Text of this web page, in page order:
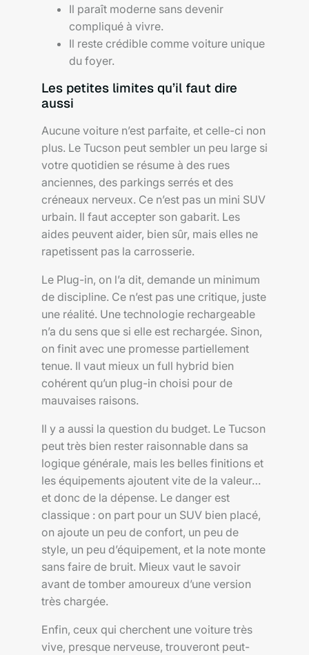
Il paraît moderne sans devenir
compliqué à vivre.
Il reste crédible comme voiture unique
du foyer.
Les petites limites qu’il faut dire
aussi
Aucune voiture n’est parfaite, et celle-ci non
plus. Le Tucson peut sembler un peu large si
votre quotidien se résume à des rues
anciennes, des parkings serrés et des
créneaux nerveux. Ce n’est pas un mini SUV
urbain. Il faut accepter son gabarit. Les
aides peuvent aider, bien sûr, mais elles ne
rapetissent pas la carrosserie.
Le Plug-in, on l’a dit, demande un minimum
de discipline. Ce n’est pas une critique, juste
une réalité. Une technologie rechargeable
n’a du sens que si elle est rechargée. Sinon,
on finit avec une promesse partiellement
tenue. Il vaut mieux un full hybrid bien
cohérent qu’un plug-in choisi pour de
mauvaises raisons.
Il y a aussi la question du budget. Le Tucson
peut très bien rester raisonnable dans sa
logique générale, mais les belles finitions et
les équipements ajoutent vite de la valeur…
et donc de la dépense. Le danger est
classique : on part pour un SUV bien placé,
on ajoute un peu de confort, un peu de
style, un peu d’équipement, et la note monte
sans faire de bruit. Mieux vaut le savoir
avant de tomber amoureux d’une version
très chargée.
Enfin, ceux qui cherchent une voiture très
vive, presque nerveuse, trouveront peut-